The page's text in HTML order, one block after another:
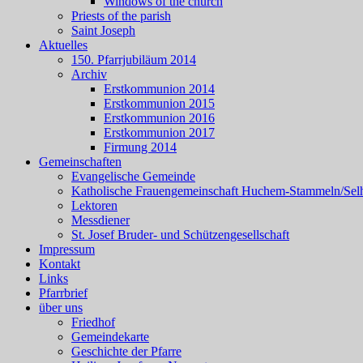
Priests of the parish
Saint Joseph
Aktuelles
150. Pfarrjubiläum 2014
Archiv
Erstkommunion 2014
Erstkommunion 2015
Erstkommunion 2016
Erstkommunion 2017
Firmung 2014
Gemeinschaften
Evangelische Gemeinde
Katholische Frauengemeinschaft Huchem-Stammeln/
Lektoren
Messdiener
St. Josef Bruder- und Schützengesellschaft
Impressum
Kontakt
Links
Pfarrbrief
über uns
Friedhof
Gemeindekarte
Geschichte der Pfarre